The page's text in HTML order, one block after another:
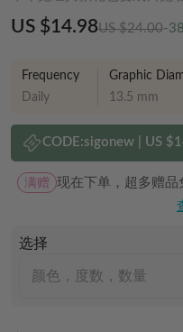
US $14.98US $24.00-
Frequency
Daily
Graphic
13.5 mm
CODE:sigonew| US
满赠 现在下单，超多赠品
选择
颜色，度数，数量